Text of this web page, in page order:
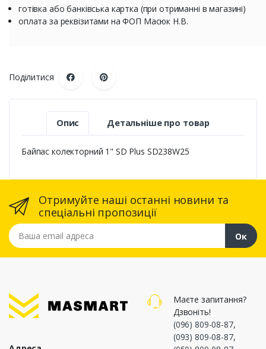
готівка або банківська картка (при отриманні в магазині)
оплата за реквізитами на ФОП Масюк Н.В.
Поділитися
Опис Детальніше про товар
Байпас колекторний 1" SD Plus SD238W25
Отримуйте наші останні новини та
спеціальні пропозиції
Ваша email адреса
Ок
Маєте запитання?
Дзвоніть!
(096) 809-08-87,
(093) 809-08-87,